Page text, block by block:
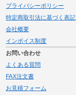
プライバシーポリシー
特定商取引法に基づく表記
会社概要
インボイス制度
お問い合わせ
よくある質問
FAX注文書
お見積フォーム